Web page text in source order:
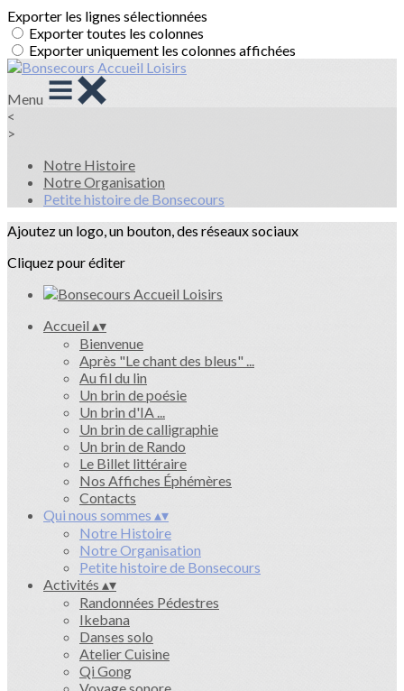
Exporter les lignes sélectionnées
Exporter toutes les colonnes
Exporter uniquement les colonnes affichées
Menu
<
>
Notre Histoire
Notre Organisation
Petite histoire de Bonsecours
Ajoutez un logo, un bouton, des réseaux sociaux
Cliquez pour éditer
Accueil▴▾
Bienvenue
Après "Le chant des bleus" ...
Au fil du lin
Un brin de poésie
Un brin d'IA ...
Un brin de calligraphie
Un brin de Rando
Le Billet littéraire
Nos Affiches Éphémères
Contacts
Qui nous sommes ▴▾
Notre Histoire
Notre Organisation
Petite histoire de Bonsecours
Activités ▴▾
Randonnées Pédestres
Ikebana
Danses solo
Atelier Cuisine
Qi Gong